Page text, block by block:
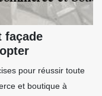
façade
pour réussir toute
et boutique à